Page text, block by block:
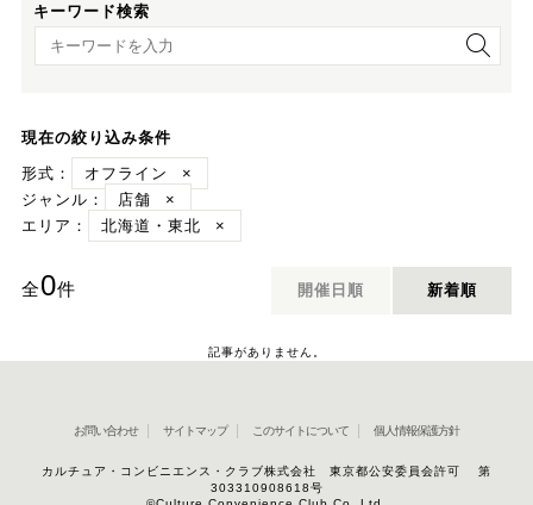
キーワード検索
キーワード検索
現在の絞り込み条件
形式：
オフライン
×
ジャンル：
店舗
×
エリア：
北海道・東北 ×
全0件 開催日順 新着順
記事がありません。
お問い合わせ サイトマップ このサイトについて 個人情報保護方針
カルチュア・コンビニエンス・クラブ株式会社 東京都公安委員会許可 第
303310908618号